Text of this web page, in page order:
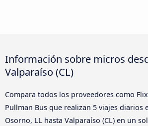
Información sobre micros
Valparaíso (CL)
Compara todos los proveedores como
Pullman Bus que realizan 5 viajes diarios
Osorno, LL hasta Valparaíso (CL) en un